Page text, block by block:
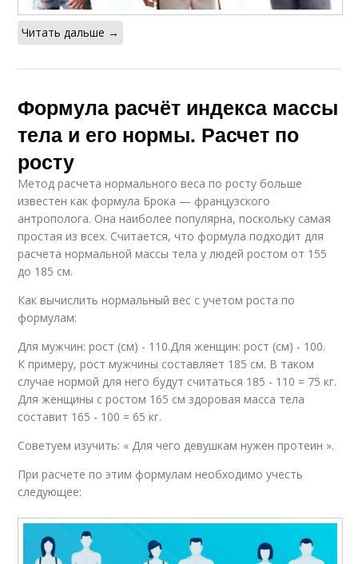
Читать дальше →
Формула расчёт индекса массы
тела и его нормы. Расчет по
росту
Метод расчета нормального веса по росту больше
известен как формула Брока — французского
антрополога. Она наиболее популярна, поскольку самая
простая из всех. Считается, что формула подходит для
расчета нормальной массы тела у людей ростом от 155
до 185 см.
Как вычислить нормальный вес с учетом роста по
формулам:
Для мужчин: рост (см) - 110.Для женщин: рост (см) - 100.
К примеру, рост мужчины составляет 185 см. В таком
случае нормой для него будут считаться 185 - 110 = 75 кг.
Для женщины с ростом 165 см здоровая масса тела
составит 165 - 100 = 65 кг.
Советуем изучить: « Для чего девушкам нужен протеин ».
При расчете по этим формулам необходимо учесть
следующее: